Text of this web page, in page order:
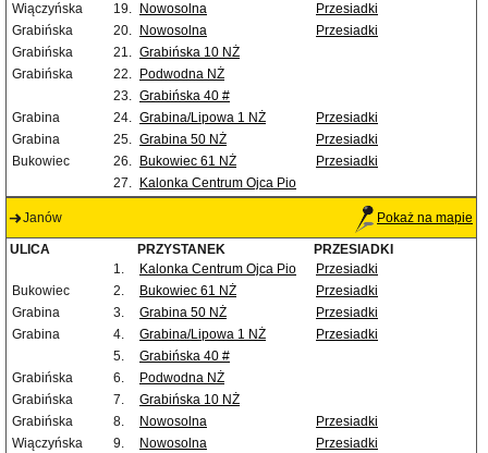
Wiączyńska
19. Nowosolna
Przesiadki
Grabińska
20. Nowosolna
Przesiadki
Grabińska
21. Grabińska 10 NŻ
Grabińska
22.
Podwodna NŻ
23. Grabińska 40 #
Grabina
24. Grabina/Lipowa 1 NŻ
Przesiadki
Grabina
25. Grabina 50 NŻ
Przesiadki
Bukowiec
26. Bukowiec 61 NŻ
Przesiadki
27.
Kalonka Centrum Ojca Pio
Janów Pokaż na mapie
ULICA PRZYSTANEK
PRZESIADKI
1.
Kalonka Centrum Ojca Pio
Przesiadki
Bukowiec
2. Bukowiec 61 NŻ
Przesiadki
Grabina
3. Grabina 50 NŻ
Przesiadki
Grabina
4. Grabina/Lipowa 1 NŻ
Przesiadki
5.
Grabińska 40 #
Grabińska
6.
Podwodna NŻ
Grabińska
7.
Grabińska 10 NŻ
Grabińska
8. Nowosolna
Przesiadki
Wiączyńska
9. Nowosolna
Przesiadki